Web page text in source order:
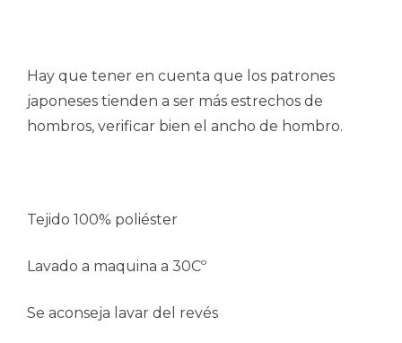
Hay que tener en cuenta que los patrones
japoneses tienden a ser más estrechos de
hombros, verificar bien el ancho de hombro.
Tejido 100% poliéster
Lavado a maquina a 30Cº
Se aconseja lavar del revés